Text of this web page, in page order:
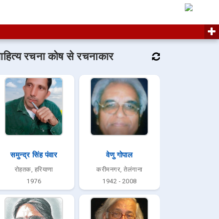
रचना कोष से रचनाकार
समुन्द्र सिंह पंवार
रोहतक, हरियाणा
1976
वेणु गोपाल
करीमनगर, तेलंगाना
1942 - 2008